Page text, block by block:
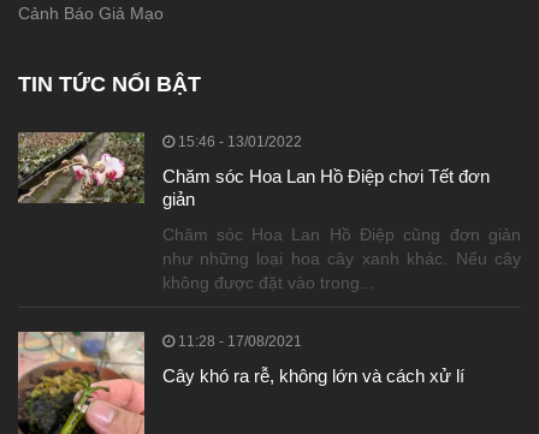
Cảnh Báo Giả Mạo
TIN TỨC NỔI BẬT
15:46 - 13/01/2022
Chăm sóc Hoa Lan Hồ Điệp chơi Tết đơn
giản
Chăm sóc Hoa Lan Hồ Điệp cũng đơn giản
như những loại hoa cây xanh khác. Nếu cây
không được đặt vào trong...
11:28 - 17/08/2021
Cây khó ra rễ, không lớn và cách xử lí